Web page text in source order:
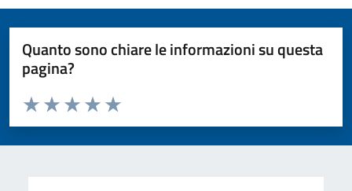
Quanto sono chiare le informazioni su questa
pagina?
Valuta da 1 a 5 stelle la pagina
Valuta 5 stelle su 5
Valuta 4 stelle su 5
Valuta 3 stelle su 5
Valuta 2 stelle su 5
Valuta 1 stelle su 5